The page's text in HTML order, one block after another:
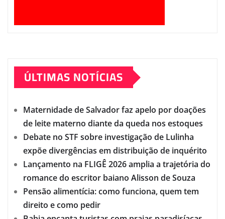
ÚLTIMAS NOTÍCIAS
Maternidade de Salvador faz apelo por doações
de leite materno diante da queda nos estoques
Debate no STF sobre investigação de Lulinha
expõe divergências em distribuição de inquérito
Lançamento na FLIGÊ 2026 amplia a trajetória do
romance do escritor baiano Alisson de Souza
Pensão alimentícia: como funciona, quem tem
direito e como pedir